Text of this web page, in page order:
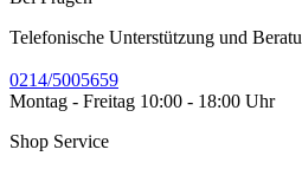
Telefonische Unterstützung und
0214/5005659
Montag - Freitag 10:00 - 18:00 Uhr
Shop Service